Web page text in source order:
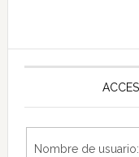
Nombre de usuario: